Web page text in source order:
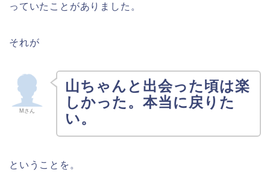
っていたことがありました。
それが
Mさん
山ちゃんと出会った頃は楽
しかった。本当に戻りた
い。
ということを。